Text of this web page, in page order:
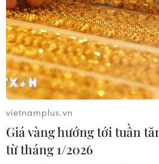
04/08/2026 14:56
Tuyên Quang: Lễ hội hoa Tam
mạch 2026 sẽ khai mạc ngày
Đồng Văn
04/08/2026 14:13
Đặc sắc lễ hội nghệ
gian tại Kyrgyzstan
vietnamplus.vn
Giá vàng hướng tới tuần
từ tháng 1/2026